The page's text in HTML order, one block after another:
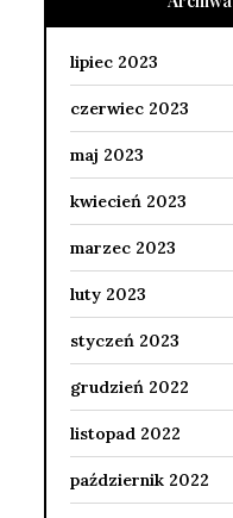
lipiec 2023
czerwiec 2023
maj 2023
kwiecień 2023
marzec 2023
luty 2023
styczeń 2023
grudzień 2022
listopad 2022
październik 2022